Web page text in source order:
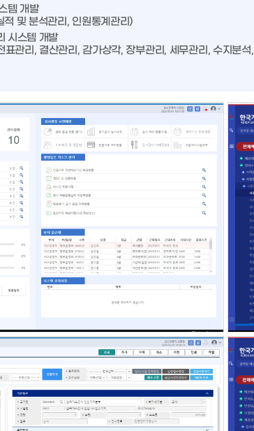
템 개발
및 분석관리, 인원통계관리)
시스템 개발
표관리, 결산관리, 감가상각, 장부관리, 세무관리, 수지분